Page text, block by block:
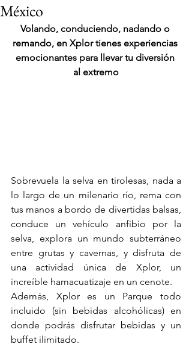
VIAJES 2027
México
Volando, conduciendo, nadando o
remando, en Xplor tienes experiencias
emocionantes para llevar tu diversión
al extremo
Sobrevuela la selva en tirolesas, nada a
lo largo de un milenario río, rema con
tus manos a bordo de divertidas balsas,
conduce un vehículo anfibio por la
selva, explora un mundo subterráneo
entre grutas y cavernas, y disfruta de
una actividad única de Xplor, un
increíble hamacuatizaje en un cenote.
Además, Xplor es un Parque todo
incluido (sin bebidas alcohólicas) en
donde podrás disfrutar bebidas y un
buffet ilimitado.